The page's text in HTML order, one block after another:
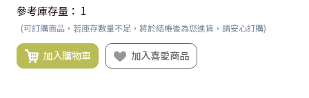
參考庫存量： 1
(可訂購商品，若庫存數量不足，將於結帳後為您進貨，請安心訂購)
加入購物車 加入喜愛商品